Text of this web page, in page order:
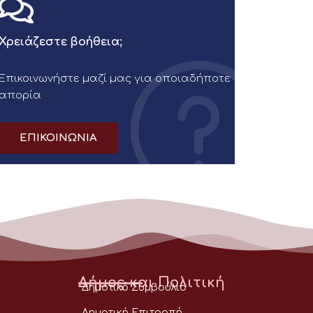
Χρειάζεστε βοήθεια;
Επικοινωνήστε μαζί μας για οποιαδήποτε
απορία
ΕΠΙΚΟΙΝΩΝΙΑ
Δήμος και Πολιτική
Δημοτικό Συμβούλιο